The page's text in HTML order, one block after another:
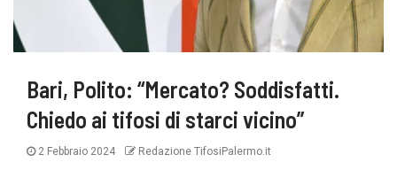
Bari, Polito: “Mercato? Soddisfatti.
Chiedo ai tifosi di starci vicino”
2 Febbraio 2024 Redazione TifosiPalermo.it